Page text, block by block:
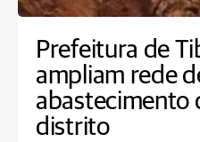
Prefeitura de
ampliam rede
abastecimento
distrito